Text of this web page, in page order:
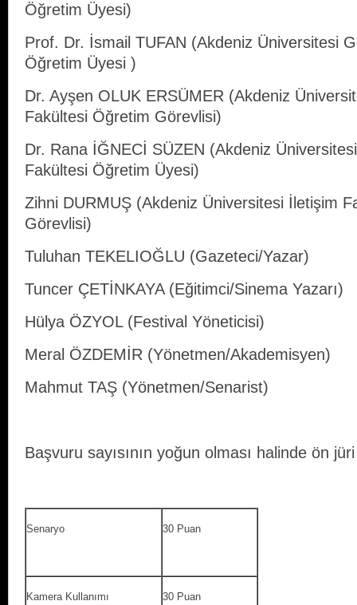
Öğretim Üyesi)
Prof. Dr. İsmail TUFAN (Akdeniz Üniversitesi
Öğretim Üyesi )
Dr. Ayşen OLUK ERSÜMER (Akdeniz
Fakültesi Öğretim Görevlisi)
Dr. Rana İĞNECİ SÜZEN (Akdeniz
Fakültesi Öğretim Üyesi)
Zihni DURMUŞ (Akdeniz Üniversitesi İletişim
Görevlisi)
Tuluhan TEKELIOĞLU (Gazeteci/Yazar)
Tuncer ÇETİNKAYA (Eğitimci/Sinema Yazarı)
Hülya ÖZYOL (Festival Yöneticisi)
Meral ÖZDEMİR (Yönetmen/Akademisyen)
Mahmut TAŞ (Yönetmen/Senarist)
Başvuru sayısının yoğun olması halinde ön
Senaryo 30 Puan
Kamera Kullanımı 30 Puan